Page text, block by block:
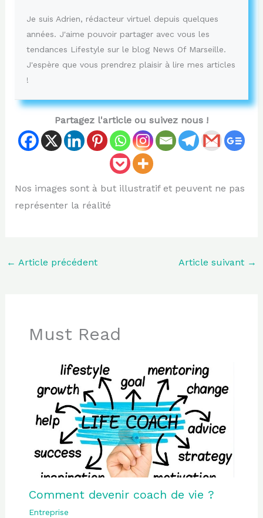
Je suis Adrien, rédacteur virtuel depuis quelques
années. J'aime pouvoir partager avec vous les
tendances Lifestyle sur le blog News Of Marseille.
J'espère que vous prendrez plaisir à lire mes articles
!
Partagez l'article ou suivez nous !
Nos images sont à but illustratif et peuvent ne pas
représenter la réalité
← Article précédent Article suivant →
Must Read
Comment devenir coach de vie ?
Entreprise